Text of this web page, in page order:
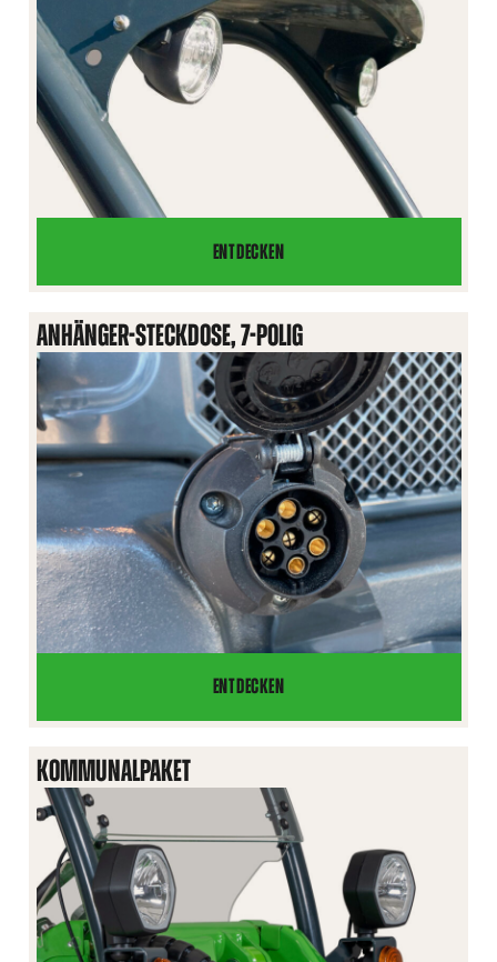
ENTDECKEN
ARBEITSSCHEINWERFER,
AUF
ROPS-
BÜGEL
ANHÄNGER-STECKDOSE, 7-POLIG
ENTDECKEN
ANHÄNGER-
STECKDOSE,
POLIG
KOMMUNALPAKET